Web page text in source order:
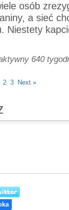
osób
a sieć
Niestety
640
2 3 Next »